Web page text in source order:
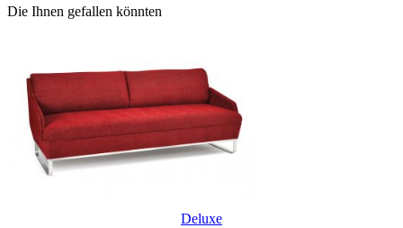
Die Ihnen gefallen könnten
Deluxe